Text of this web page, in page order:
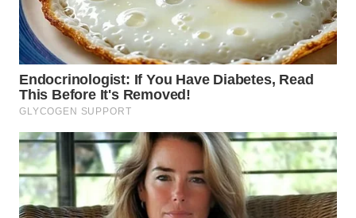
WN
BOGOR
WN
DEPOK
WN
TAPANULI
UTARA
WN